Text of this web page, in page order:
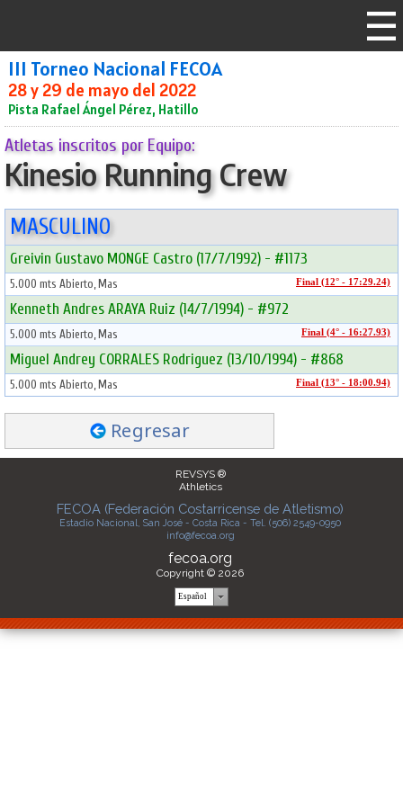
III Torneo Nacional FECOA
28 y 29 de mayo del 2022
Pista Rafael Ángel Pérez, Hatillo
Atletas inscritos por Equipo:
Kinesio Running Crew
MASCULINO
Greivin Gustavo MONGE Castro (17/7/1992) - #1173
5.000 mts Abierto, Mas Final (12° - 17:29.24)
Kenneth Andres ARAYA Ruiz (14/7/1994) - #972
5.000 mts Abierto, Mas Final (4° - 16:27.93)
Miguel Andrey CORRALES Rodriguez (13/10/1994) - #868
5.000 mts Abierto, Mas Final (13° - 18:00.94)
Regresar
REVSYS ®
Athletics
FECOA (Federación Costarricense de Atletismo)
Estadio Nacional, San José - Costa Rica - Tel. (506) 2549-0950
info@fecoa.org
fecoa.org
Copyright © 2026